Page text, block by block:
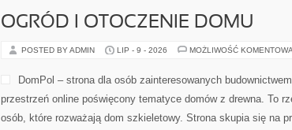
OGRÓD I OTOCZENIE DOMU
POSTED BY ADMIN LIP - 9 - 2026 MOŻLIWOŚĆ
DomPol – strona dla osób zainteresowanych
przestrzeń online poświęcony tematyce domów z drewna. To
osób, które rozważają dom szkieletowy. Strona skupia się na